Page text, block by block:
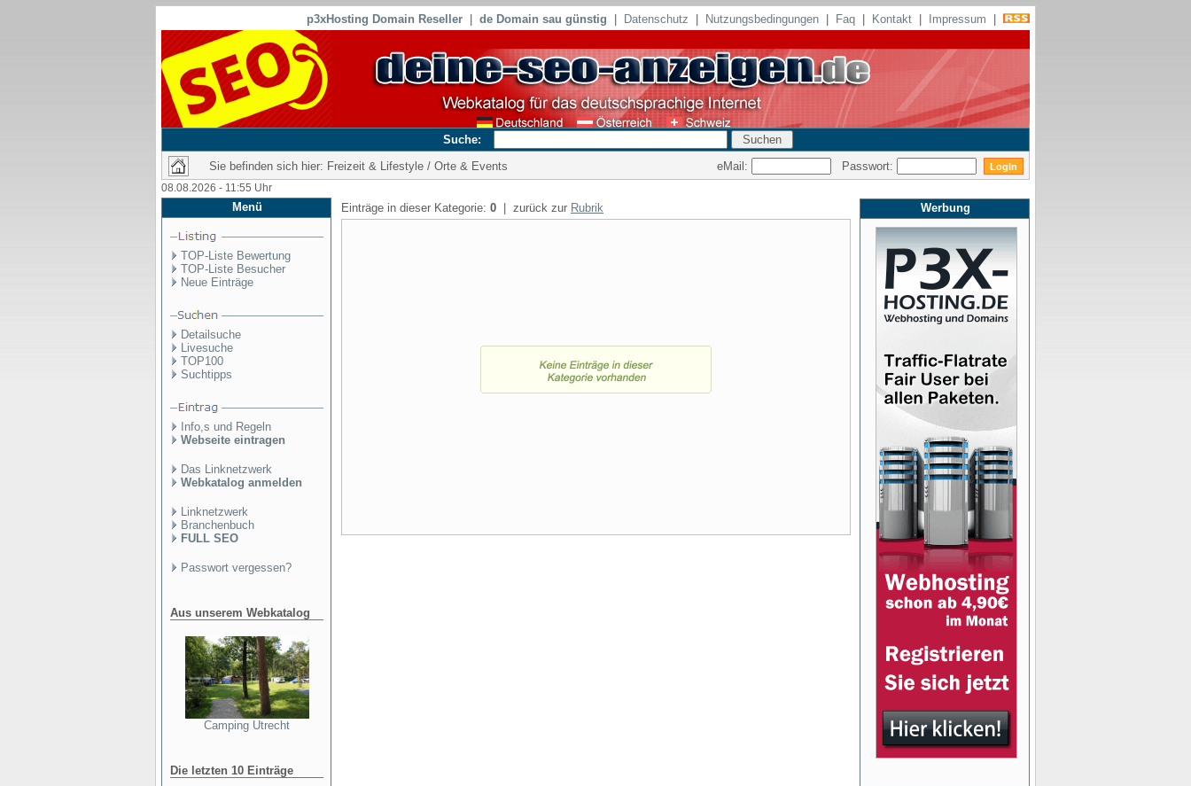
p3xHosting Domain Reseller de Domain sau günstig Datenschutz Nutzungsbedingungen Faq Kontakt Impressum
Suche:
Sie befinden sich hier: Freizeit & Lifestyle / Orte & Events
eMail: Passwort:
08.08.2026 - 11:55 Uhr
Menü
TOP-Liste Bewertung
TOP-Liste Besucher
Neue Einträge
Detailsuche
Livesuche
TOP100
Suchtipps
Info,s und Regeln
Webseite eintragen
Das Linknetzwerk
Webkatalog anmelden
Linknetzwerk
Branchenbuch
FULL SEO
Passwort vergessen?
Aus unserem Webkatalog
Camping Utrecht
Die letzten 10 Einträge
Einträge in dieser Kategorie: 0 | zurück zur Rubrik Werbung